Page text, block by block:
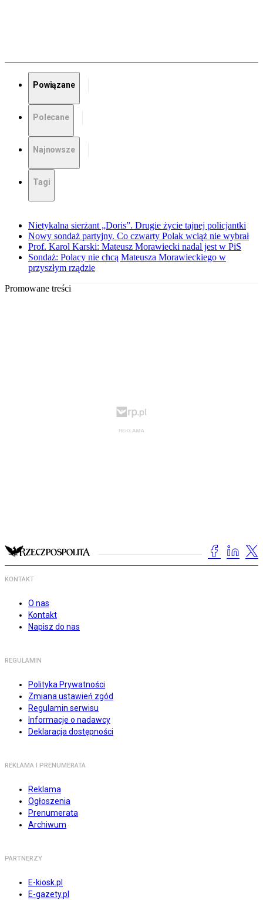
Powiązane
Polecane
Najnowsze
Tagi
Nietykalna sierżant „Doris”. Drugie życie tajnej policjantki
Nowy sondaż partyjny. Co czwarty Polak wciąż nie wybrał
Prof. Karol Karski: Mateusz Morawiecki nadal jest w PiS
Sondaż: Polacy nie chcą Mateusza Morawieckiego w
przyszłym rządzie
Promowane treści
KONTAKT
O nas
Kontakt
Napisz do nas
REGULAMIN
Polityka Prywatności
Zmiana ustawień zgód
Regulamin serwisu
Informacje o nadawcy
Deklaracja dostępności
REKLAMA I PRENUMERATA
Reklama
Ogłoszenia
Prenumerata
Archiwum
PARTNERZY
E-kiosk.pl
E-gazety.pl